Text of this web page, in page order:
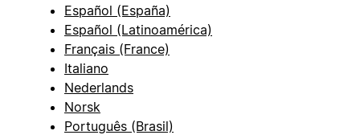
Español (España)
Español (Latinoamérica)
Français (France)
Italiano
Nederlands
Norsk
Português (Brasil)